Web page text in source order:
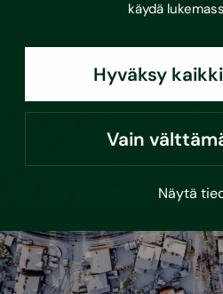
käydä
Hyväksy
Vain
Näytä